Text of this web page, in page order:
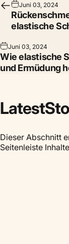
Juni 03, 2024
elastische
Juni 03, 2024
Wie elastische
und Ermüdung
Latest
Dieser Abschnitt
Seitenleiste